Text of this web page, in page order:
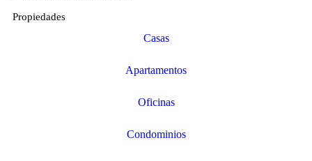
Propiedades
Casas
Apartamentos
Oficinas
Condominios